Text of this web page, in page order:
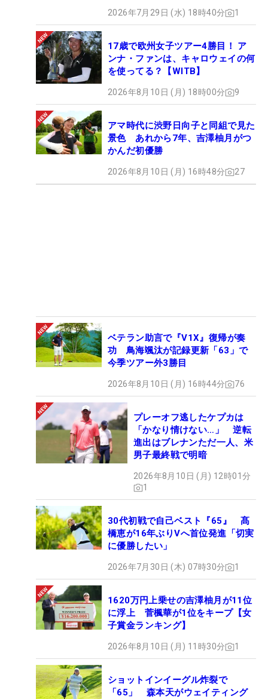
2026年7月29日 (水) 18時40分 1
17歳で欧州女子ツアー4勝目！ ア
ンナ・ファンは、キャロウェイの何
を使ってる？【WITB】
2026年8月10日 (月) 18時00分 9
アマ時代に渋野日向子と同組で見た
景色 あれから7年、吉澤柚月がつ
かんだ初優勝
2026年8月10日 (月) 16時48分 27
ベテラン助言で『V1X』復帰が奏
功 鳥海颯汰が記録更新「63」で
今季ツアー外3勝目
2026年8月10日 (月) 16時44分 76
プレーオフ逃したケプカは
「かなり情けない…」 逆転
進出はブレナンただ一人、米
男子最終戦で明暗
2026年8月10日 (月) 12時01分
1
30代初戦で自己ベスト『65』 髙
橋恵が16年ぶりVへ首位発進「切実
に優勝したい」
2026年7月30日 (木) 07時30分 1
1620万円上乗せの吉澤柚月が11位
に浮上 菅楓華が1位をキープ【女
子賞金ランキング】
2026年8月10日 (月) 11時30分 1
ショットインイーグル炸裂で
「65」 森本天がウェイティング